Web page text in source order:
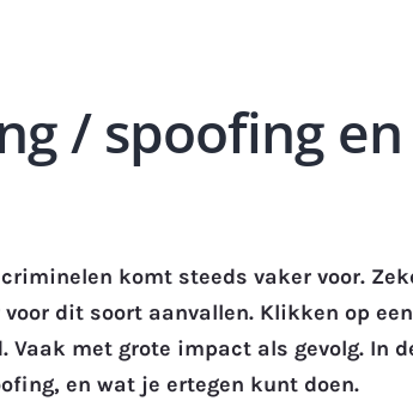
/ spoofing
komt steeds vaker voor.
dit soort aanvallen. Klikken op
met grote impact als gevolg. In
en wat je ertegen kunt doen.